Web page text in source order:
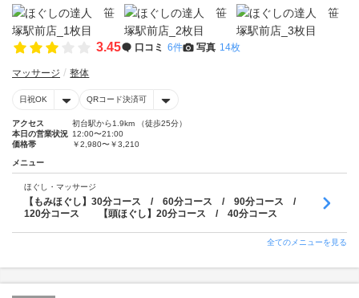
3.45 口コミ 6件 写真 14枚
マッサージ 整体
日祝OK QRコード決済可
アクセス
初台駅から1.9km （徒歩25分）
本日の営業状況 12:00〜21:00
価格帯
￥2,980〜￥3,210
メニュー
ほぐし・マッサージ
【もみほぐし】30分コース / 60分コース / 90分コース /
120分コース 【頭ほぐし】20分コース / 40分コース
全てのメニューを見る